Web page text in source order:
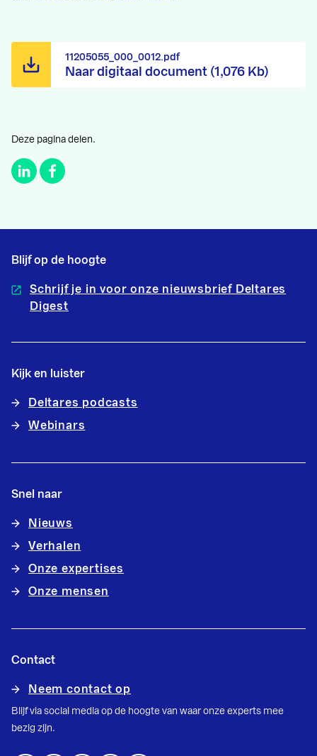
Naar digitaal document (1,076 Kb)
11205055_000_0012.pdf
Deze pagina delen.
Blijf op de hoogte
Schrijf je in voor onze nieuwsbrief Deltares
Digest
Kijk en luister
Deltares podcasts
Webinars
Snel naar
Nieuws
Verhalen
Onze expertises
Onze mensen
Contact
Neem contact op
Blijf via social media op de hoogte van waar onze experts mee
bezig zijn.